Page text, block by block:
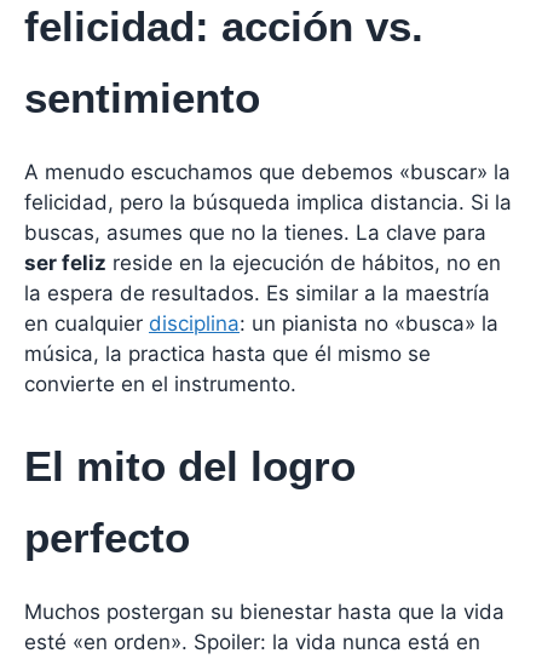
felicidad: acción vs.
sentimiento
A menudo escuchamos que debemos «buscar» la
felicidad, pero la búsqueda implica distancia. Si la
buscas, asumes que no la tienes. La clave para
ser feliz reside en la ejecución de hábitos, no en
la espera de resultados. Es similar a la maestría
en cualquier disciplina: un pianista no «busca» la
música, la practica hasta que él mismo se
convierte en el instrumento.
El mito del logro
perfecto
Muchos postergan su bienestar hasta que la vida
esté «en orden». Spoiler: la vida nunca está en